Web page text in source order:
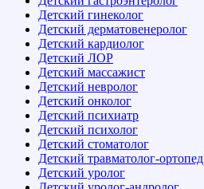
Детский гинеколог
Детский дерматовенеролог
Детский кардиолог
Детский ЛОР
Детский массажист
Детский невролог
Детский онколог
Детский психиатр
Детский психолог
Детский стоматолог
Детский травматолог-ортопед
Детский уролог